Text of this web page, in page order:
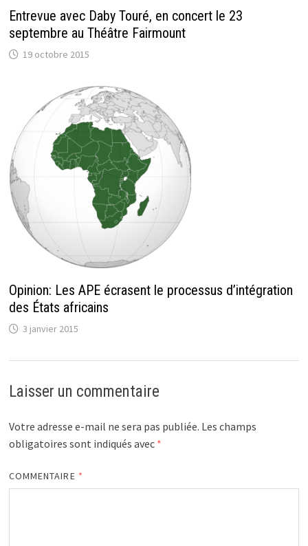
Entrevue avec Daby Touré, en concert le 23
septembre au Théâtre Fairmount
19 octobre 2015
Opinion: Les APE écrasent le processus d’intégration
des États africains
3 janvier 2015
Laisser un commentaire
Votre adresse e-mail ne sera pas publiée. Les champs
obligatoires sont indiqués avec *
COMMENTAIRE *